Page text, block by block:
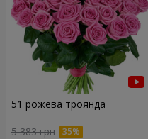
51 рожева троянда
5 383 грн